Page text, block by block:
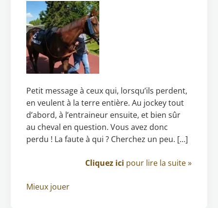
Petit message à ceux qui, lorsqu’ils perdent,
en veulent à la terre entière. Au jockey tout
d’abord, à l’entraineur ensuite, et bien sûr
au cheval en question. Vous avez donc
perdu ! La faute à qui ? Cherchez un peu. […]
Cliquez ici pour lire la suite »
Mieux jouer